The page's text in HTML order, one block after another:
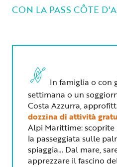
CON LA PASS CÔTE
In famiglia o con
settimana o un
Costa Azzurra,
dozzina di attività
Alpi Marittime:
la passeggiata sulle
spiaggia… Dal mare,
apprezzare il fascino